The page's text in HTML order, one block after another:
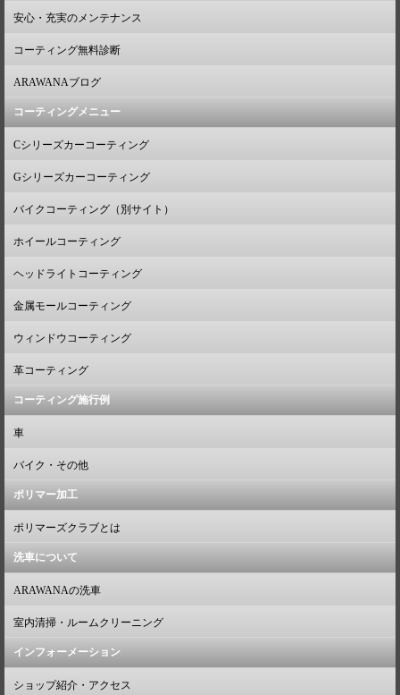
安心・充実のメンテナンス
コーティング無料診断
ARAWANAブログ
コーティングメニュー
Cシリーズカーコーティング
Gシリーズカーコーティング
バイクコーティング（別サイト）
ホイールコーティング
ヘッドライトコーティング
金属モールコーティング
ウィンドウコーティング
革コーティング
コーティング施行例
車
バイク・その他
ポリマー加工
ポリマーズクラブとは
洗車について
ARAWANAの洗車
室内清掃・ルームクリーニング
インフォーメーション
ショップ紹介・アクセス